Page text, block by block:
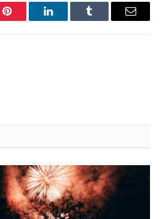
Pinterest LinkedInTumblr Имэйл